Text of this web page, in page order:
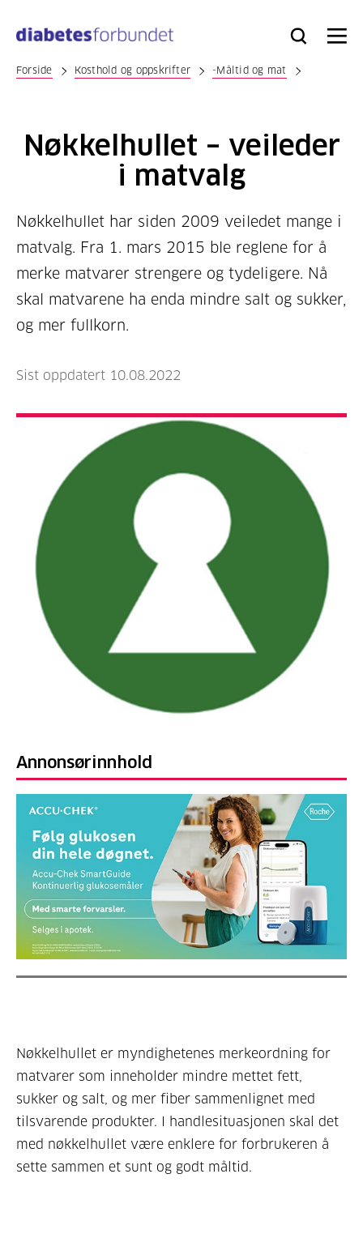
hovedinnhold
Bli
Logg
Søk Meny
Forside Kosthold og oppskrifter -Måltid og mat
Nøkkelhullet – veileder
i matvalg
Nøkkelhullet har siden 2009 veiledet mange i
matvalg. Fra 1. mars 2015 ble reglene for å
merke matvarer strengere og tydeligere. Nå
skal matvarene ha enda mindre salt og sukker,
og mer fullkorn.
Sist oppdatert 10.08.2022
Annonsørinnhold
Nøkkelhullet er myndighetenes merkeordning for
matvarer som inneholder mindre mettet fett,
sukker og salt, og mer fiber sammenlignet med
tilsvarende produkter. I handlesituasjonen skal det
med nøkkelhullet være enklere for forbrukeren å
sette sammen et sunt og godt måltid.